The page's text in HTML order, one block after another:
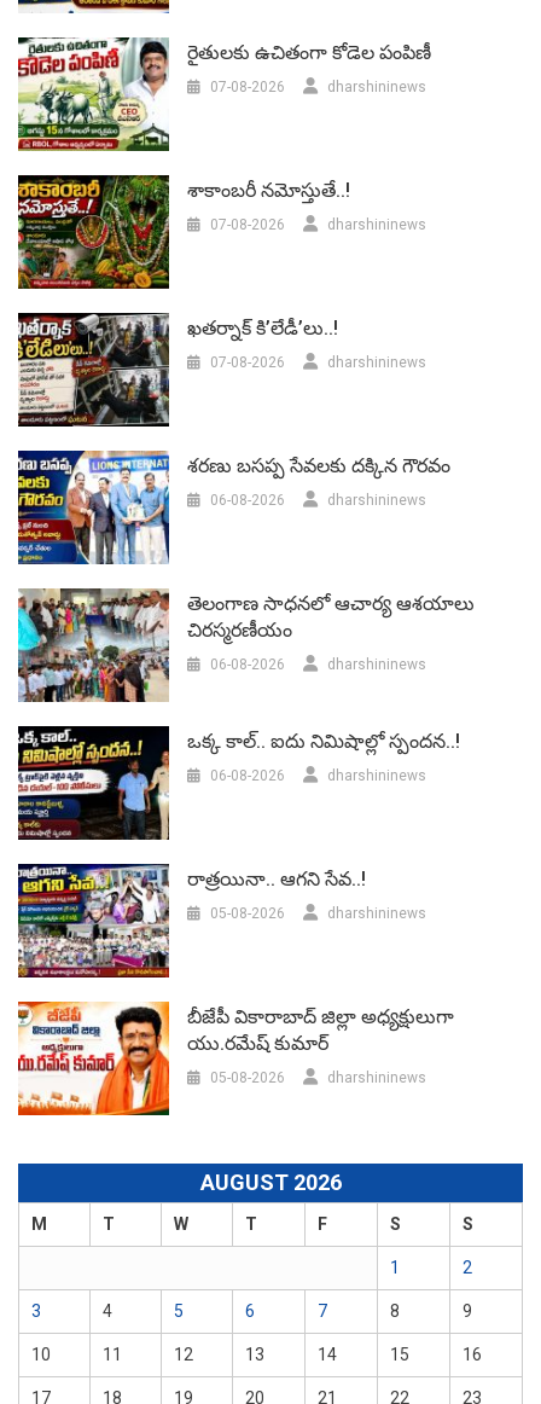
రైతులకు ఉచితంగా కోడెల పంపిణీ
07-08-2026 dharshininews
శాకాంబరీ నమోస్తుతే..!
07-08-2026 dharshininews
ఖతర్నాక్ కి’లేడీ’లు..!
07-08-2026 dharshininews
శరణు బసప్ప సేవలకు దక్కిన గౌరవం
06-08-2026 dharshininews
తెలంగాణ సాధనలో ఆచార్య ఆశయాలు
చిరస్మరణీయం
06-08-2026 dharshininews
ఒక్క కాల్.. ఐదు నిమిషాల్లో స్పందన..!
06-08-2026 dharshininews
రాత్రయినా.. ఆగని సేవ..!
05-08-2026 dharshininews
బీజేపీ వికారాబాద్‌ జిల్లా అధ్యక్షులుగా
యు.రమేష్‌ కుమార్
05-08-2026 dharshininews
AUGUST 2026
M T W T F S S
1 2
3 4 5 6 7 8 9
10 11 12 13 14 15 16
17 18 19 20 21 22 23